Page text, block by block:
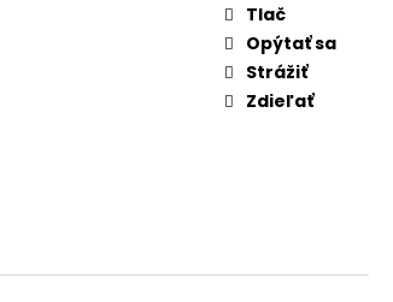
Tlač
Opýtať sa
Strážiť
Zdieľať